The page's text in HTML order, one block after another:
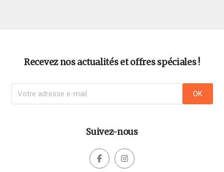
Recevez nos actualités et offres spéciales !
Suivez-nous
 